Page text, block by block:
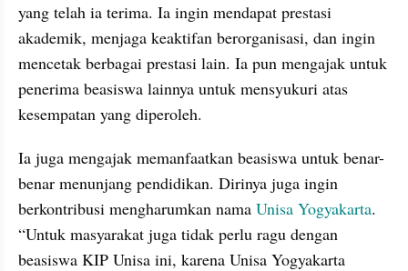
yang telah ia terima. Ia ingin mendapat prestasi
akademik, menjaga keaktifan berorganisasi, dan ingin
mencetak berbagai prestasi lain. Ia pun mengajak untuk
penerima beasiswa lainnya untuk mensyukuri atas
kesempatan yang diperoleh.
Ia juga mengajak memanfaatkan beasiswa untuk benar-
benar menunjang pendidikan. Dirinya juga ingin
berkontribusi mengharumkan nama Unisa Yogyakarta.
“Untuk masyarakat juga tidak perlu ragu dengan
beasiswa KIP Unisa ini, karena Unisa Yogyakarta